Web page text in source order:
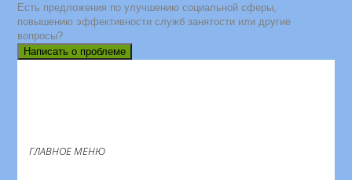
Есть предложения по улучшению социальной сферы,
повышению эффективности служб занятости или другие
вопросы?
Написать о проблеме
ГЛАВНОЕ МЕНЮ